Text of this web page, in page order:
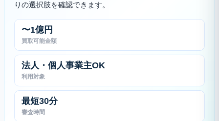
りの選択肢を確認できます。
〜1億円
買取可能金額
法人・個人事業主OK
利用対象
最短30分
審査時間